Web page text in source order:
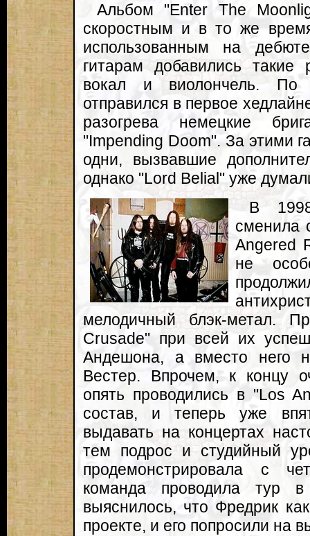
Альбом "Enter The
скоростным и в то же
использованным на
гитарам добавились
вокал и виолончель. По
отправился в первое
разогрева немецкие
"Impending Doom". За этими
одни, вызвавшие
однако "Lord Belial" уже
В
сменила
Angered
не
мелодичный блэк-метал.
Crusade" при всей их
Андешона, а вместо него
Вестер. Впрочем, к концу
опять проводились в "Los
состав, и теперь уже
выдавать на концертах
тем подрос и студийный
продемонстрировала с
команда проводила тур в
выяснилось, что Фредрик
проекте, и его попросили на